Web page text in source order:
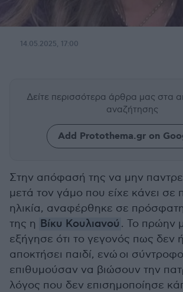
14.05.2025, 17:00
Δείτε περισσότερα άρθρα μας στα
αναζήτησης
Add Protothema.gr on
Στην απόφασή της να μην
μετά τον γάμο που είχε κάνει σε
ηλικία, αναφέρθηκε σε
της η Βίκυ Κουλιανού . Το πρώην
εξήγησε ότι το γεγονός πως δεν
αποκτήσει παιδί, ενώ οι
επιθυμούσαν να βιώσουν την
λόγος που δεν επισημοποίησε